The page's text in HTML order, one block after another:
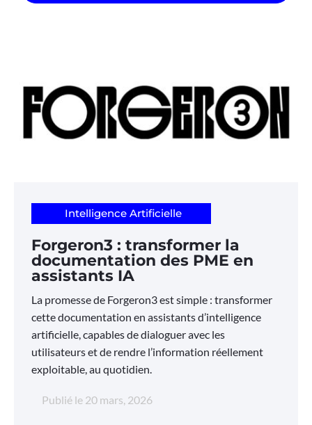
Intelligence Artificielle
Forgeron3 : transformer la
documentation des PME en
assistants IA
La promesse de Forgeron3 est simple : transformer
cette documentation en assistants d’intelligence
artificielle, capables de dialoguer avec les
utilisateurs et de rendre l’information réellement
exploitable, au quotidien.
Publié le 20 mars, 2026